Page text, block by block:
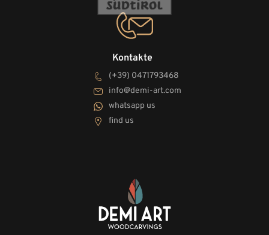
Kontakte
(+39) 0471793468
info@demi-art.com
whatsapp us
find us